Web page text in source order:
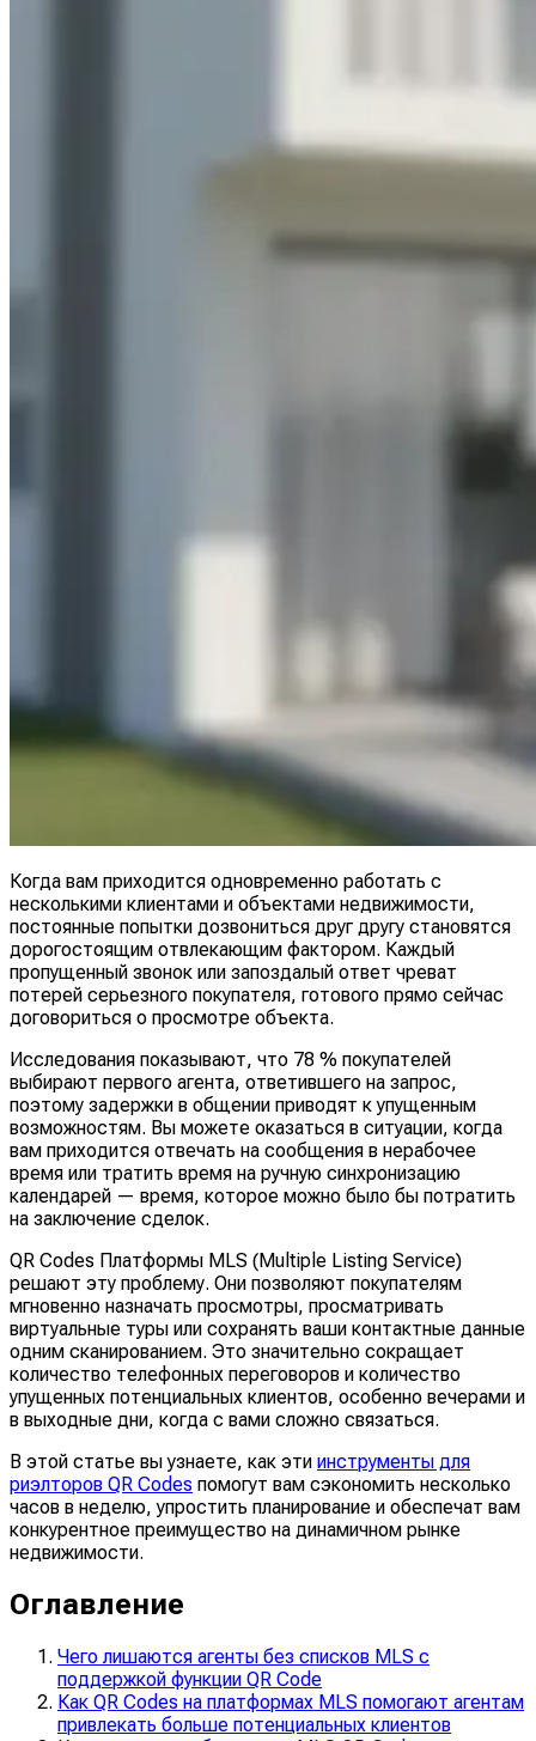
Когда вам приходится одновременно работать с
несколькими клиентами и объектами недвижимости,
постоянные попытки дозвониться друг другу становятся
дорогостоящим отвлекающим фактором. Каждый
пропущенный звонок или запоздалый ответ чреват
потерей серьезного покупателя, готового прямо сейчас
договориться о просмотре объекта.
Исследования показывают, что 78 % покупателей
выбирают первого агента, ответившего на запрос,
поэтому задержки в общении приводят к упущенным
возможностям. Вы можете оказаться в ситуации, когда
вам приходится отвечать на сообщения в нерабочее
время или тратить время на ручную синхронизацию
календарей — время, которое можно было бы потратить
на заключение сделок.
QR Codes Платформы MLS (Multiple Listing Service)
решают эту проблему. Они позволяют покупателям
мгновенно назначать просмотры, просматривать
виртуальные туры или сохранять ваши контактные данные
одним сканированием. Это значительно сокращает
количество телефонных переговоров и количество
упущенных потенциальных клиентов, особенно вечерами и
в выходные дни, когда с вами сложно связаться.
В этой статье вы узнаете, как эти инструменты для
риэлторов QR Codes помогут вам сэкономить несколько
часов в неделю, упростить планирование и обеспечат вам
конкурентное преимущество на динамичном рынке
недвижимости.
Оглавление
Чего лишаются агенты без списков MLS с
поддержкой функции QR Code
Как QR Codes на платформах MLS помогают агентам
привлекать больше потенциальных клиентов